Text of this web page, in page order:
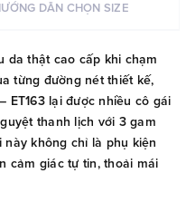
DẪN CHỌN SIZE
da thật cao cấp khi chạm
từng đường nét thiết kế,
ET163 lại được nhiều cô gái
thanh lịch với 3 gam
không chỉ là phụ kiện
cảm giác tự tin, thoải mái